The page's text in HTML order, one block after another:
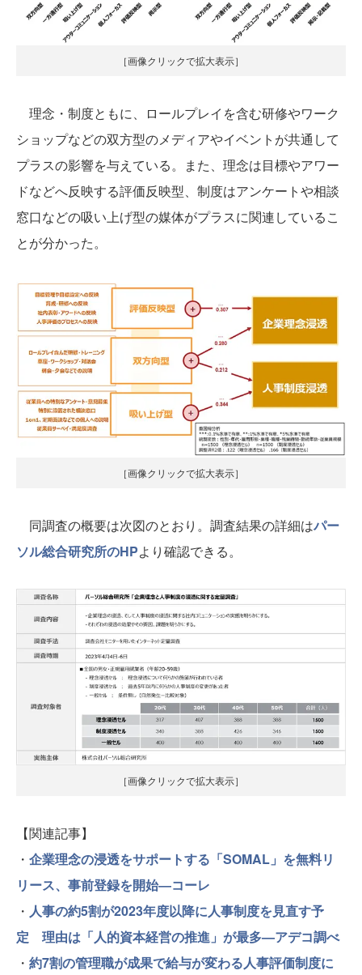
［画像クリックで拡大表示］
理念・制度ともに、ロールプレイを含む研修やワーク
ショップなどの双方型のメディアやイベントが共通して
プラスの影響を与えている。また、理念は目標やアワー
ドなどへ反映する評価反映型、制度はアンケートや相談
窓口などの吸い上げ型の媒体がプラスに関連しているこ
とが分かった。
［画像クリックで拡大表示］
同調査の概要は次図のとおり。調査結果の詳細はパー
ソル総合研究所のHPより確認できる。
［画像クリックで拡大表示］
【関連記事】
・ 企業理念の浸透をサポートする「SOMAL」を無料リ
リース、事前登録を開始―コーレ
・ 人事の約5割が2023年度以降に人事制度を見直す予
定 理由は「人的資本経営の推進」が最多—アデコ調べ
・ 約7割の管理職が成果で給与が変わる人事評価制度に